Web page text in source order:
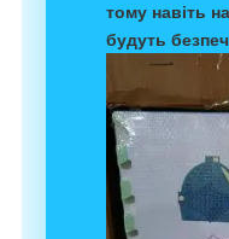
тому навіть
будуть